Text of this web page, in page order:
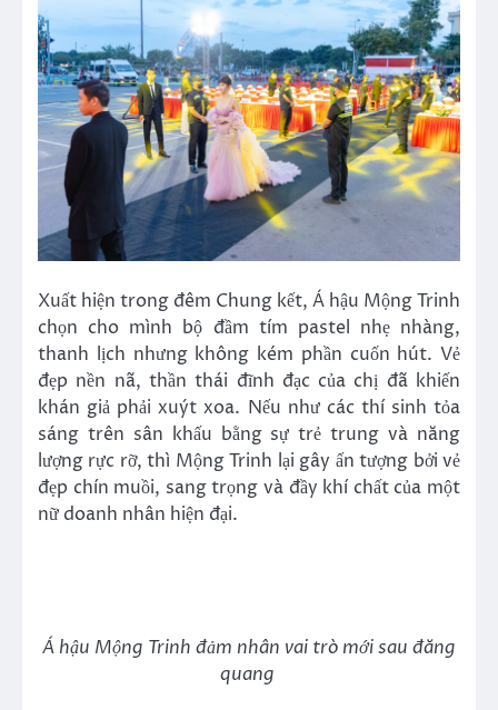
Xuất hiện trong đêm Chung kết, Á hậu Mộng Trinh
chọn cho mình bộ đầm tím pastel nhẹ nhàng,
thanh lịch nhưng không kém phần cuốn hút. Vẻ
đẹp nền nã, thần thái đĩnh đạc của chị đã khiến
khán giả phải xuýt xoa. Nếu như các thí sinh tỏa
sáng trên sân khấu bằng sự trẻ trung và năng
lượng rực rỡ, thì Mộng Trinh lại gây ấn tượng bởi vẻ
đẹp chín muồi, sang trọng và đầy khí chất của một
nữ doanh nhân hiện đại.
Á hậu Mộng Trinh đảm nhân vai trò mới sau đăng
quang